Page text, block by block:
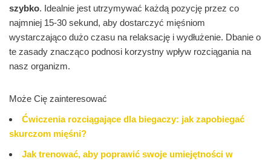
szybko. Idealnie jest utrzymywać każdą pozycję przez co
najmniej 15-30 sekund, aby dostarczyć mięśniom
wystarczająco dużo czasu na relaksację i wydłużenie. Dbanie o
te zasady znacząco podnosi korzystny wpływ rozciągania na
nasz organizm.
Może Cię zainteresować
Ćwiczenia rozciągające dla biegaczy: jak zapobiegać
skurczom mięśni?
Jak trenować, aby poprawić swoje umiejętności w